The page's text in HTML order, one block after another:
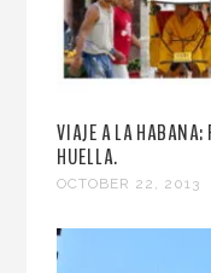
VIAJE A LA HABANA:
HUELLA.
OCTOBER 22, 2013